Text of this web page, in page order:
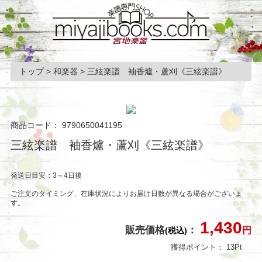
トップ> 和楽器 > 三絃楽譜 袖香爐・蘆刈《三絃楽譜》
商品コード： 9790650041195
三絃楽譜 袖香爐・蘆刈《三絃楽譜》
発送日目安：3～4日後
ご注文のタイミング、在庫状況によりお届け日数が異なる場合がございま
す。
販売価格(税込) ： 1,430 円
獲得ポイント： 13Pt